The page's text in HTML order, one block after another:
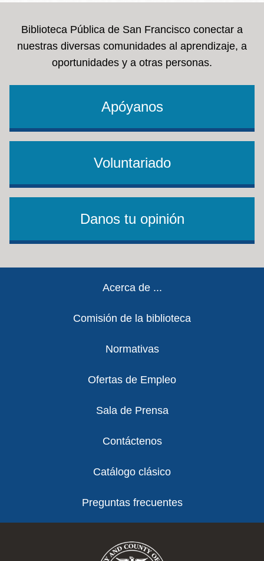
Biblioteca Pública de San Francisco conectar a
nuestras diversas comunidades al aprendizaje, a
oportunidades y a otras personas.
Apóyanos
Voluntariado
Danos tu opinión
Acerca de ...
Comisión de la biblioteca
Normativas
Ofertas de Empleo
Sala de Prensa
Contáctenos
Catálogo clásico
Preguntas frecuentes